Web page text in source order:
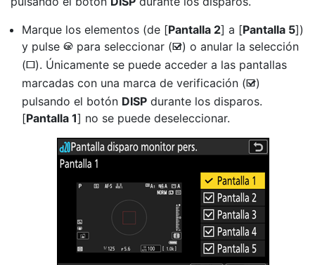
Marque los elementos (de [Pantalla 2] a [Pantalla 5])
y pulse J para seleccionar (M) o anular la selección
(U). Únicamente se puede acceder a las pantallas
marcadas con una marca de verificación (M)
pulsando el botón DISP durante los disparos.
[Pantalla 1] no se puede deseleccionar.